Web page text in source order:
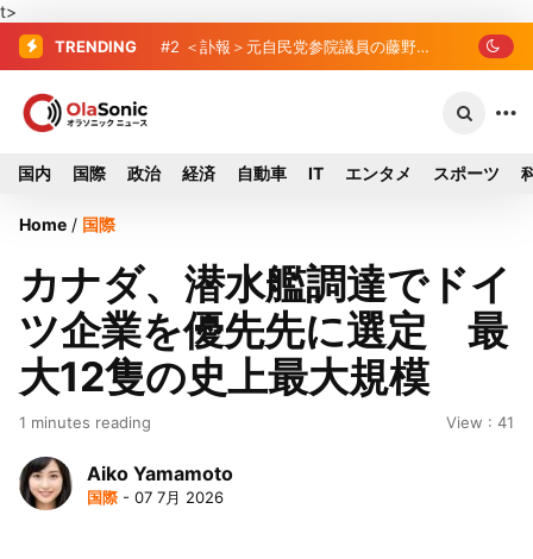
t>
TRENDING #2 ＜訃報＞元自民党参院議員の藤野公
国内 国際 政治 経済 自動車 IT エンタメ スポーツ
Home / 国際
カナダ、潜水艦調達でドイ
ツ企業を優先先に選定 最
大12隻の史上最大規模
1 minutes reading View : 41
Aiko Yamamoto
国際 - 07 7月 2026